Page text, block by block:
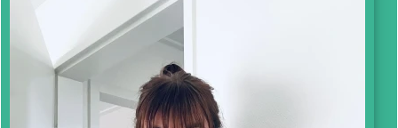
Mijn naam is Janne. Ik ben getrouwd met
Ewoud en moeder van ons zoontje Matthias.
Ik werk in de jeugdzorg en weet daardoor dat